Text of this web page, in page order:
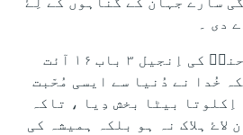
دی ۔
بائبل مُقدّس میں یُوحناؔ کی اِنجیل ۳ باب ۱۶ آئت
خُدا نے دُنیا سے ایسی مُحّبت
بیٹا بخش دِیا ، تاکہ
لاۓ ہلاک نہ ہو بلکہ ہمیشہ کی